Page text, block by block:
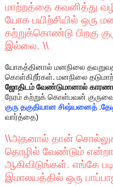
மாற்றத்தை கவனித்து
யோக பயிற்சியில் ஒரு
கற்றுக்கொண்டு பிறகு
இல்லை. \\
யோகத்தினால் மனநிலை
கொள்கிறீர்கள். மனநிலை
ஜோதிடம் வேண்டுமானால்
நேரம் கற்றுக் கொள்பவன்
குரு தகுதியான சிஷ்யனைத்
வார்த்தை)
\\அதனால் தான்
தொழில் வேண்டும்
ஆகிவிடுங்கள். எங்கே
இமாலயத்தில் ஒரு